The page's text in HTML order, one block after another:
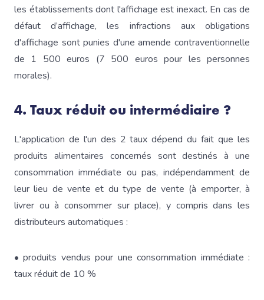
les établissements dont l'affichage est inexact. En cas de
défaut d’affichage, les infractions aux obligations
d'affichage sont punies d'une amende contraventionnelle
de 1 500 euros (7 500 euros pour les personnes
morales).
4. Taux réduit ou intermédiaire ?
L'application de l'un des 2 taux dépend du fait que les
produits alimentaires concernés sont destinés à une
consommation immédiate ou pas, indépendamment de
leur lieu de vente et du type de vente (à emporter, à
livrer ou à consommer sur place), y compris dans les
distributeurs automatiques :
• produits vendus pour une consommation immédiate :
taux réduit de 10 %